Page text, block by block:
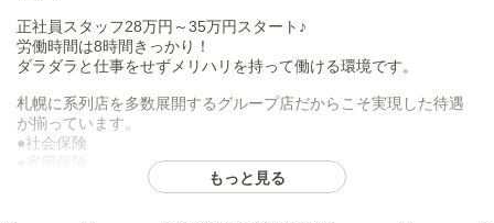
正社員スタッフ28万円～35万円スタート♪
労働時間は8時間きっかり！
ダラダラと仕事をせずメリハリを持って働ける環境です。
札幌に系列店を多数展開するグループ店だからこそ実現した待遇
が揃っています。
●社会保険
もっと見る